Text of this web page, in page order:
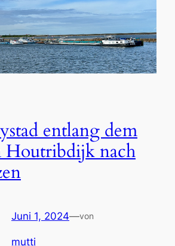
entlang dem
Houtribdijk nach
Juni 1, 2024—von
mutti